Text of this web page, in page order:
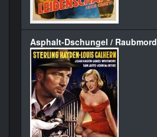
Asphalt-Dschungel / Raubmord